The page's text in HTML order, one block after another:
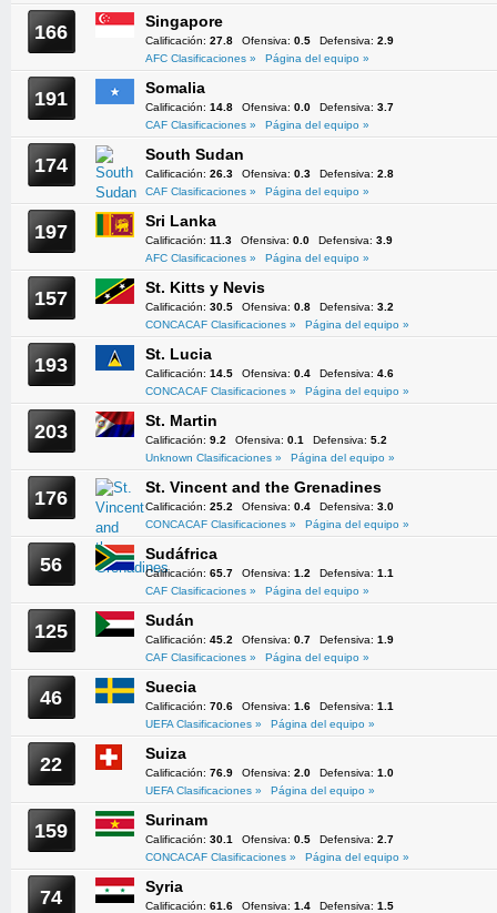
166 Singapore
Calificación: 27.8 Ofensiva: 0.5 Defensiva: 2.9
AFC Clasificaciones »
Página del equipo »
191 Somalia
Calificación: 14.8 Ofensiva: 0.0 Defensiva: 3.7
CAF Clasificaciones »
Página del equipo »
174 South Sudan
Calificación: 26.3 Ofensiva: 0.3 Defensiva: 2.8
CAF Clasificaciones »
Página del equipo »
197 Sri Lanka
Calificación: 11.3 Ofensiva: 0.0 Defensiva: 3.9
AFC Clasificaciones »
Página del equipo »
157 St. Kitts y Nevis
Calificación: 30.5 Ofensiva: 0.8 Defensiva: 3.2
CONCACAF Clasificaciones »
Página del equipo »
193 St. Lucia
Calificación: 14.5 Ofensiva: 0.4 Defensiva: 4.6
CONCACAF Clasificaciones »
Página del equipo »
203 St. Martin
Calificación: 9.2 Ofensiva: 0.1 Defensiva: 5.2
Unknown Clasificaciones »
Página del equipo »
176 St. Vincent and the Grenadines
Calificación: 25.2 Ofensiva: 0.4 Defensiva: 3.0
CONCACAF Clasificaciones »
Página del equipo »
56 Sudáfrica
Calificación: 65.7 Ofensiva: 1.2 Defensiva: 1.1
CAF Clasificaciones »
Página del equipo »
125 Sudán
Calificación: 45.2 Ofensiva: 0.7 Defensiva: 1.9
CAF Clasificaciones »
Página del equipo »
46 Suecia
Calificación: 70.6 Ofensiva: 1.6 Defensiva: 1.1
UEFA Clasificaciones »
Página del equipo »
22 Suiza
Calificación: 76.9 Ofensiva: 2.0 Defensiva: 1.0
UEFA Clasificaciones »
Página del equipo »
159 Surinam
Calificación: 30.1 Ofensiva: 0.5 Defensiva: 2.7
CONCACAF Clasificaciones »
Página del equipo »
74 Syria
Calificación: 61.6 Ofensiva: 1.4 Defensiva: 1.5